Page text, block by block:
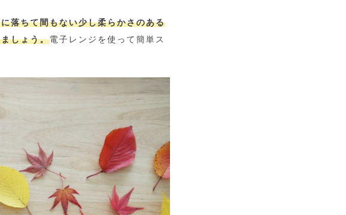
落ちて間もない少し柔らかさのある
しょう。電子レンジを使って簡単ス